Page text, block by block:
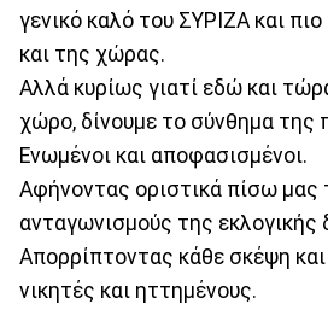
γενικό καλό του ΣΥΡΙΖΑ και
και της χώρας.
Αλλά κυρίως γιατί εδώ και
χώρο, δίνουμε το σύνθημα της
Ενωμένοι και αποφασισμένοι.
Αφήνοντας οριστικά πίσω μας
ανταγωνισμούς της εκλογικής
Απορρίπτοντας κάθε σκέψη
νικητές και ηττημένους.